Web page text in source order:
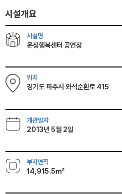
시설개요
시설명
운정행복센터 공연장
위치
경기도 파주시 와석순환로 415
개관일자
2013년 5월 2일
부지면적
14,915.5㎡